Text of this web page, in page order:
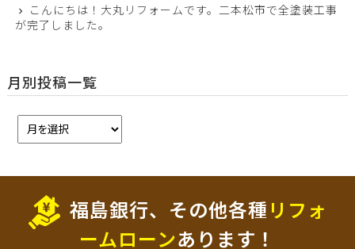
こんにちは！大丸リフォームです。二本松市で全塗装工事
が完了しました。
月別投稿一覧
福島銀行、その他各種 リフォ
ームローンあります！